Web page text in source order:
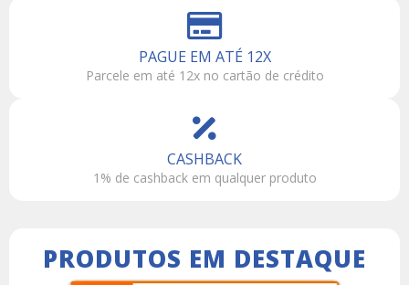
PAGUE EM ATÉ 12X
Parcele em até 12x no cartão de crédito
CASHBACK
1% de cashback em qualquer produto
PRODUTOS EM DESTAQUE